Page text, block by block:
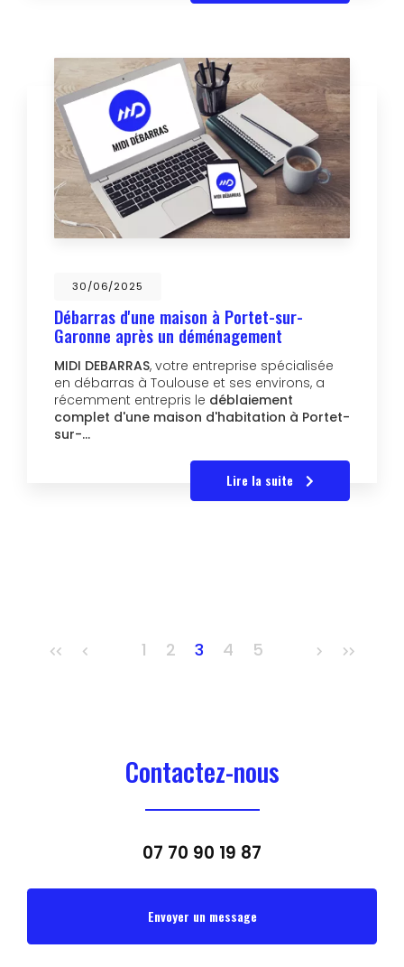
30/06/2025
Débarras d'une maison à Portet-sur-
Garonne après un déménagement
MIDI DEBARRAS, votre entreprise spécialisée
en débarras à Toulouse et ses environs, a
récemment entrepris le déblaiement
complet d'une maison d'habitation à Portet-
sur-…
Lire la suite
1 2 3 4 5
Contactez-nous
07 70 90 19 87
Envoyer un message